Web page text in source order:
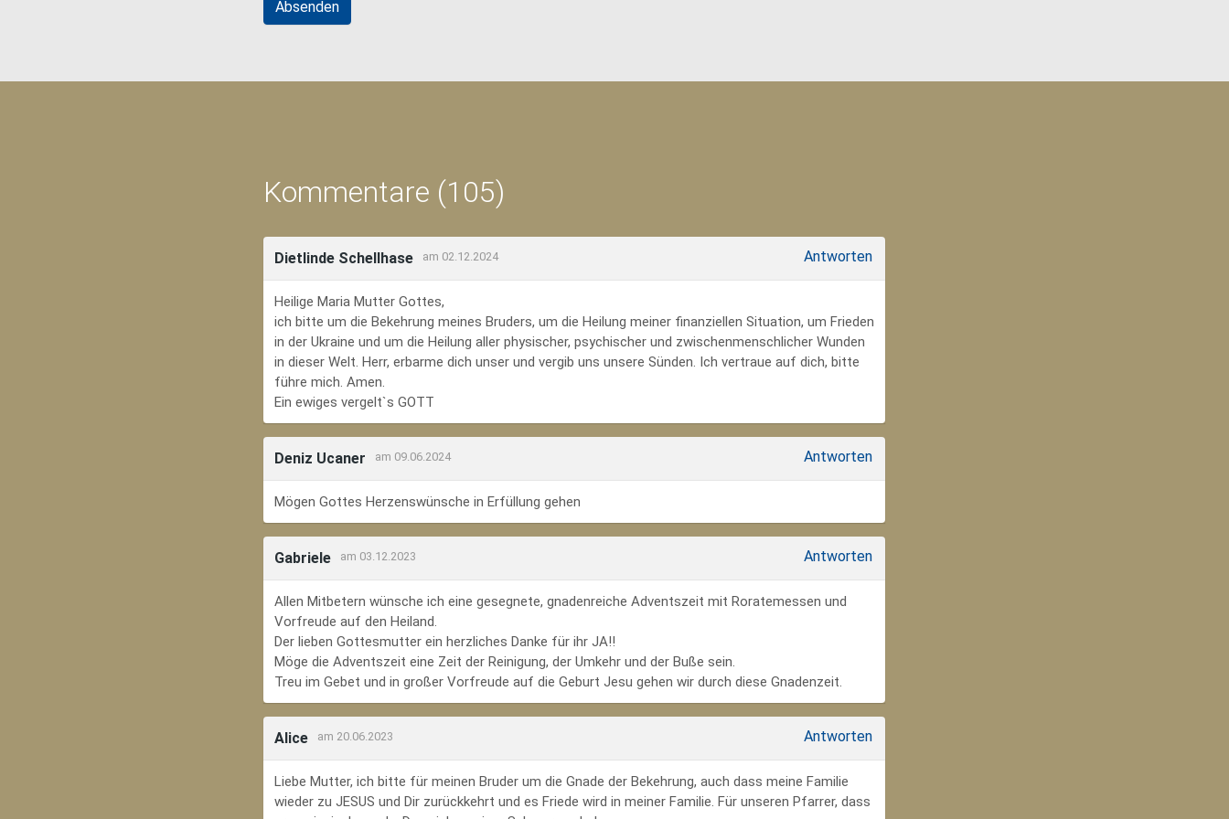
Kommentare (105)
Dietlinde Schellhase am 02.12.2024 Antworten
Heilige Maria Mutter Gottes,
ich bitte um die Bekehrung meines Bruders, um die Heilung meiner finanziellen Situation, um Frieden
in der Ukraine und um die Heilung aller physischer, psychischer und zwischenmenschlicher Wunden
in dieser Welt. Herr, erbarme dich unser und vergib uns unsere Sünden. Ich vertraue auf dich, bitte
führe mich. Amen.
Ein ewiges vergelt`s GOTT
Deniz Ucaner am 09.06.2024 Antworten
Mögen Gottes Herzenswünsche in Erfüllung gehen
Gabriele am 03.12.2023 Antworten
Allen Mitbetern wünsche ich eine gesegnete, gnadenreiche Adventszeit mit Roratemessen und
Vorfreude auf den Heiland.
Der lieben Gottesmutter ein herzliches Danke für ihr JA!!
Möge die Adventszeit eine Zeit der Reinigung, der Umkehr und der Buße sein.
Treu im Gebet und in großer Vorfreude auf die Geburt Jesu gehen wir durch diese Gnadenzeit.
Alice am 20.06.2023 Antworten
Liebe Mutter, ich bitte für meinen Bruder um die Gnade der Bekehrung, auch dass meine Familie
wieder zu JESUS und Dir zurückkehrt und es Friede wird in meiner Familie. Für unseren Pfarrer, dass